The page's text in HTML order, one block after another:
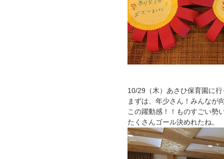
10/29（木）あさひ保育園に
まずは、年少さん！みんなが
この躍動感！！ものすごい勢
たくさんゴール決めれたね。